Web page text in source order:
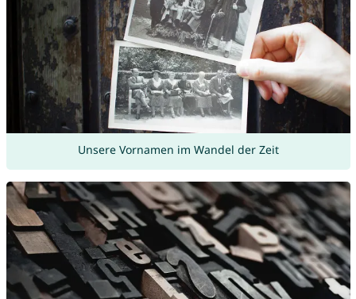
Unsere Vornamen im Wandel der Zeit